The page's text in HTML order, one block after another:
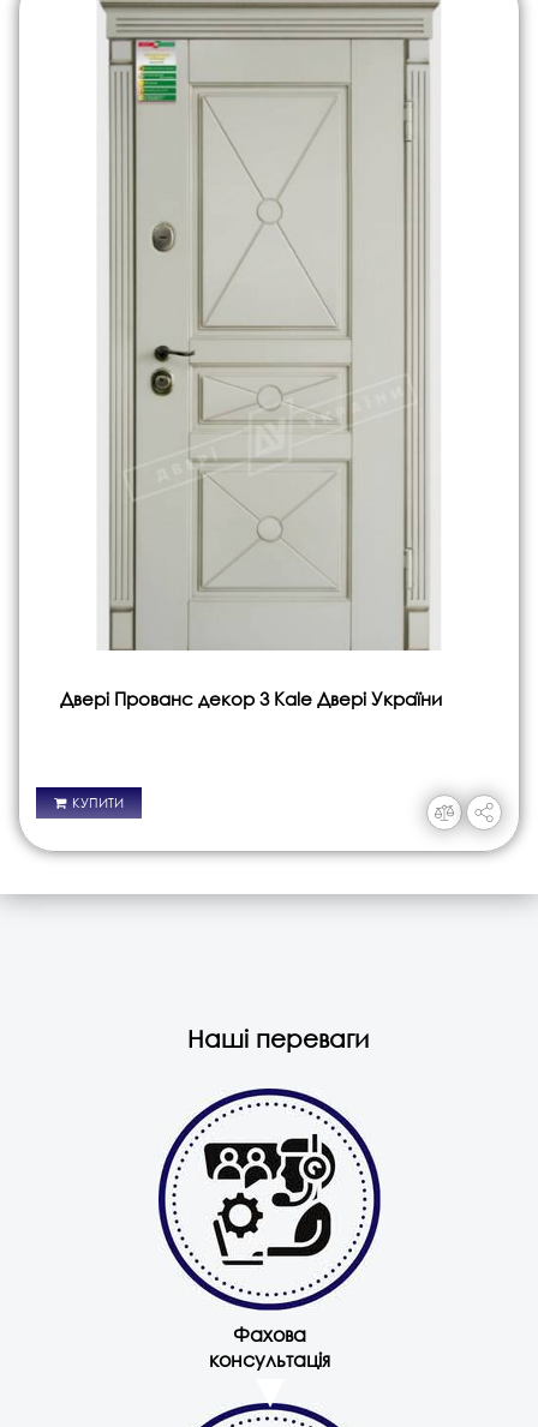
Двері Прованс декор 3 Kale Двері України
КУПИТИ
Наші переваги
Фахова
консультація